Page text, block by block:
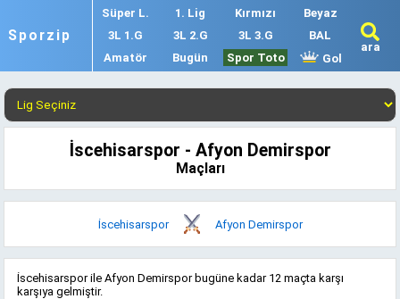
Sporzip
Süper L. 1. Lig Kırmızı
Beyaz
3L 1.G
3L 2.G 3L 3.G
BAL
Amatör
Bugün Spor Toto Gol
ara
İscehisarspor - Afyon Demirspor
Maçları
İscehisarspor Afyon Demirspor
İscehisarspor ile Afyon Demirspor bugüne kadar 12 maçta karşı
karşıya gelmiştir.